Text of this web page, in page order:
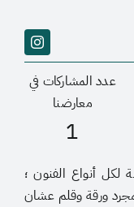
عدد المشاركات في
معارضنا
1
أنواع الفنون ؛
من ٢٠١٨ بالصدفة بمجرد ورقة وقلم عشان